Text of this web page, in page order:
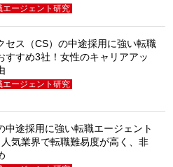
エージェント研究
セス（CS）の中途採用に強い転職
すすめ3社！女性のキャリアアッ
エージェント研究
中途採用に強い転職エージェント
気業界で転職難易度が高く、非